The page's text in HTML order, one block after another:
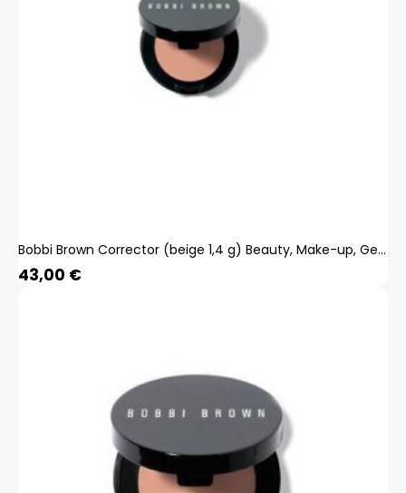
Bobbi Brown Corrector (beige 1,4 g) Beauty, Make-up, Gesicht, Concealer
43,00 €